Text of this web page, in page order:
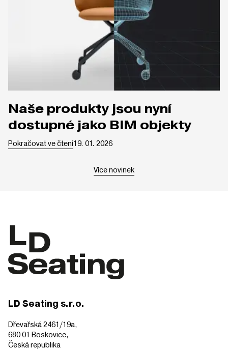
Naše produkty jsou nyní
dostupné jako BIM objekty
Pokračovat ve čtení19. 01. 2026
Více novinek
LD Seating s.r.o.
Dřevařská 2461/19a,
680 01 Boskovice,
Česká republika